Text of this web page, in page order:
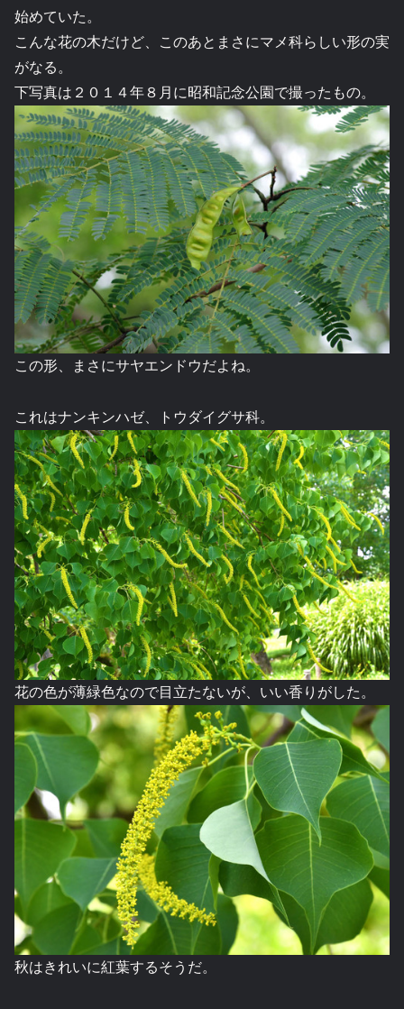
始めていた。
こんな花の木だけど、このあとまさにマメ科らしい形の実
がなる。
下写真は２０１４年８月に昭和記念公園で撮ったもの。
この形、まさにサヤエンドウだよね。
これはナンキンハゼ、トウダイグサ科。
花の色が薄緑色なので目立たないが、いい香りがした。
秋はきれいに紅葉するそうだ。